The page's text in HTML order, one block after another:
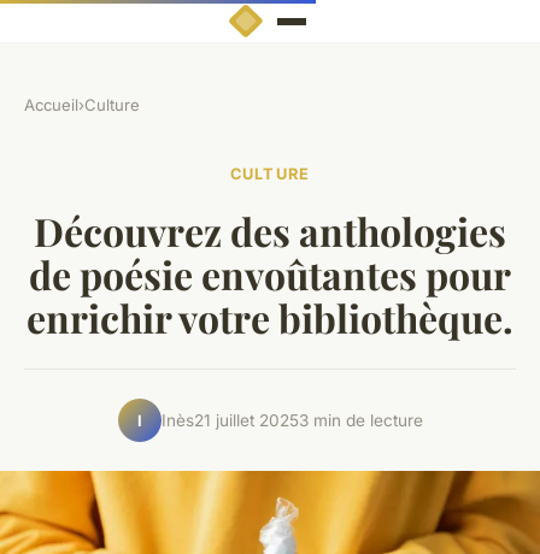
Accueil›Culture
CULTURE
Découvrez des anthologies
de poésie envoûtantes pour
enrichir votre bibliothèque.
I Inès21 juillet 20253 min de lecture